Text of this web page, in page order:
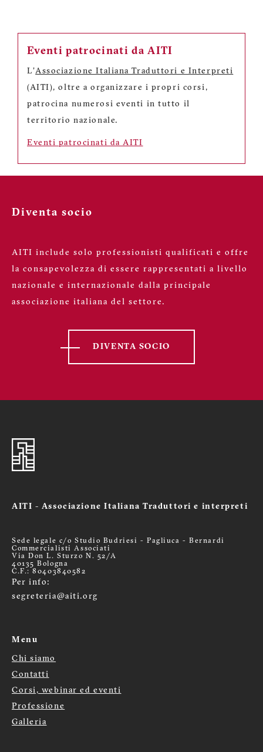
Eventi patrocinati da AITI
L'Associazione Italiana Traduttori e Interpreti
(AITI), oltre a organizzare i propri corsi,
patrocina numerosi eventi in tutto il
territorio nazionale.
Eventi patrocinati da AITI
Diventa socio
AITI include solo professionisti qualificati e offre
la consapevolezza di essere rappresentati a livello
nazionale e internazionale dalla principale
associazione italiana del settore.
DIVENTA SOCIO
AITI - Associazione Italiana Traduttori e interpreti
Sede legale c/o Studio Budriesi - Pagliuca - Bernardi
Commercialisti Associati
Via Don L. Sturzo N. 52/A
40135 Bologna
C.F.: 80403840582
Per info:
segreteria@aiti.org
Menu
Menù
footer
Chi siamo
Contatti
Corsi, webinar ed eventi
Professione
Galleria